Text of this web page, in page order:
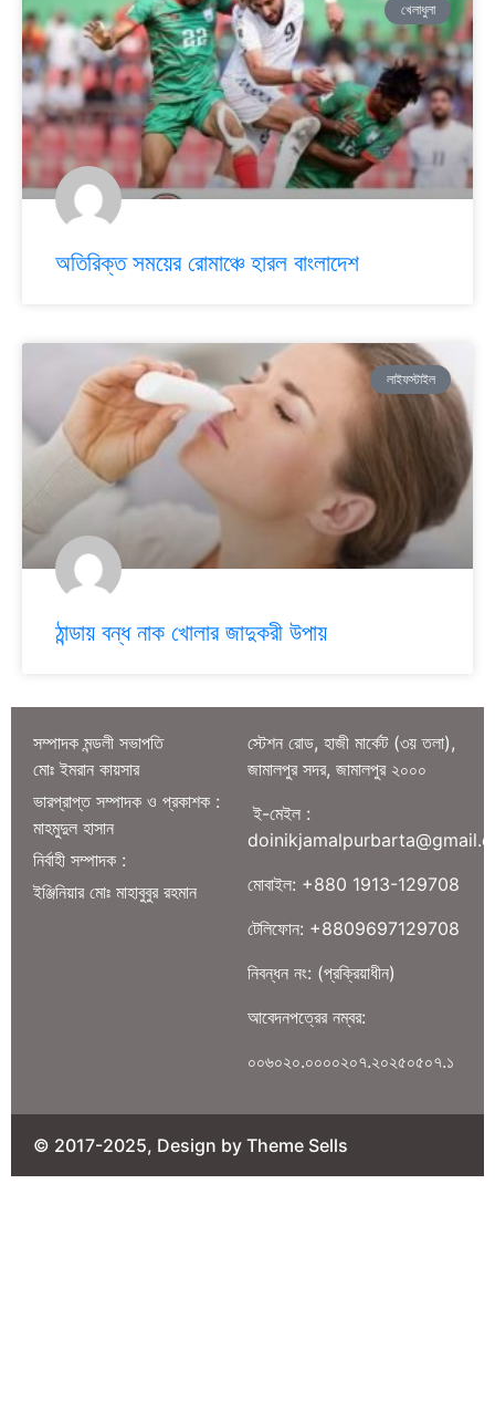
খেলাধুলা
অতিরিক্ত সময়ের রোমাঞ্চে হারল বাংলাদেশ
লাইফস্টাইল
ঠান্ডায় বন্ধ নাক খোলার জাদুকরী উপায়
সম্পাদক মন্ডলী সভাপতি
মোঃ ইমরান কায়সার
ভারপ্রাপ্ত সম্পাদক ও প্রকাশক :
মাহমুদুল হাসান
নির্বাহী সম্পাদক :
ইঞ্জিনিয়ার মোঃ মাহাবুবুর রহমান
স্টেশন রোড, হাজী মার্কেট (৩য় তলা),
জামালপুর সদর, জামালপুর ২০০০
ই-মেইল :
মোবাইল: +880 1913-129708
টেলিফোন: +8809697129708
নিবন্ধন নং: (প্রক্রিয়াধীন)
আবেদনপত্রের নম্বর:
০০৬০২০.০০০০২০৭.২০২৫০৫০৭.১
© 2017-2025, Design by Theme Sells